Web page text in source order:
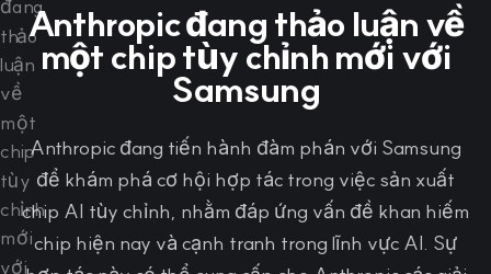
Anthropic đang thảo luận về
một chip tùy chỉnh mới với
Samsung
Anthropic đang tiến hành đàm phán với Samsung
để khám phá cơ hội hợp tác trong việc sản xuất
chip AI tùy chỉnh, nhằm đáp ứng vấn đề khan hiếm
chip hiện nay và cạnh tranh trong lĩnh vực AI. Sự